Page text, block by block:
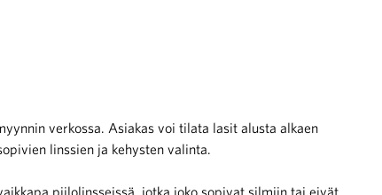
verkossa. Asiakas voi tilata lasit alusta alkaen
linssien ja kehysten valinta.
piilolinsseissä, jotka joko sopivat silmiin tai eivät